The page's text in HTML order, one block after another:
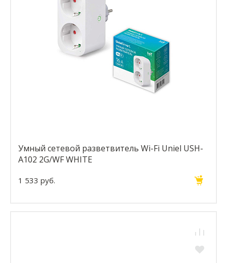
Умный сетевой разветвитель Wi-Fi Uniel USH-
A102 2G/WF WHITE
1 533 руб.